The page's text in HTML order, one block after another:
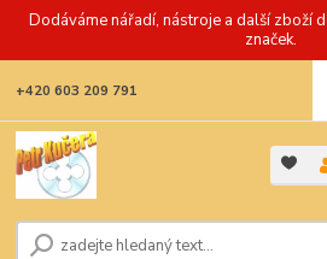
Dodáváme nářadí, nástroje a další zboží
značek.
+420 603 209 791